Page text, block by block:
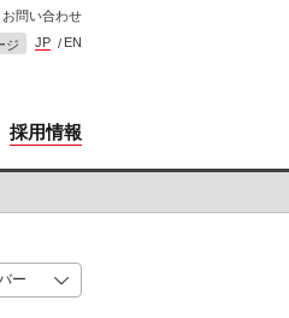
採用情報
お問い合わせ
ジ
JP EN